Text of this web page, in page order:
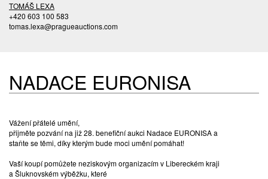
TOMÁŠ LEXA
+420 603 100 583
tomas.lexa@pragueauctions.com
NADACE EURONISA
Vážení přátelé umění,
přijměte pozvání na již 28. benefiční aukci Nadace EURONISA a
staňte se těmi, díky kterým bude moci umění pomáhat!
Vaší koupí pomůžete neziskovým organizacím v Libereckém kraji
a Šluknovském výběžku, které